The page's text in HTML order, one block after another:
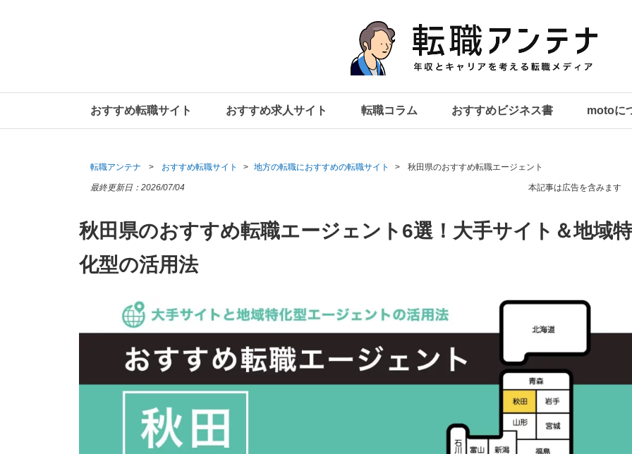
おすすめ転職サイト おすすめ求人サイト 転職コラム おすすめビジネス書 motoに
転職アンテナ おすすめ転職サイト 地方の転職におすすめの転職サイト 秋田県のおすすめ転職エージェント
本記事は広告を含みます
最終更新日： 2026/07/04
秋田県のおすすめ転職エージェント6選！大手サイト＆地域特
化型の活用法